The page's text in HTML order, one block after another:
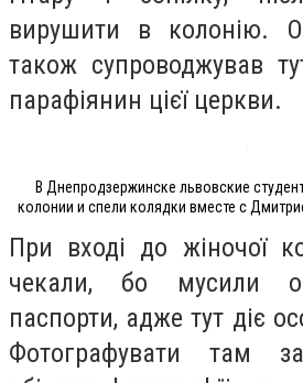
вирушити в колонію.
також супроводжував
парафіянин цієї церкви.
В Днепродзержинске львовские
колонии и спели колядки вместе с
При вході до жіночої
чекали, бо мусили
паспорти, адже тут діє
Фотографувати там